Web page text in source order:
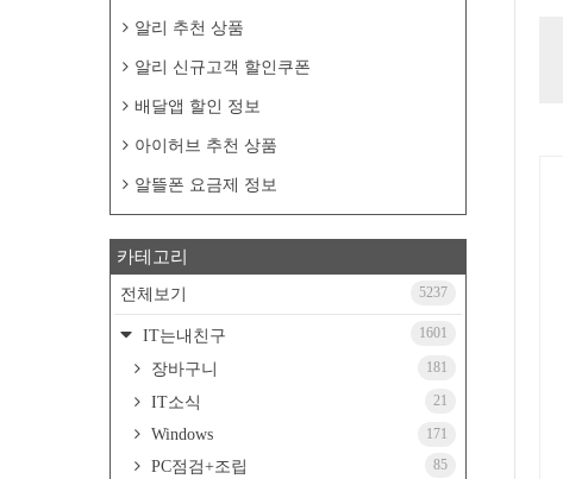
알리 추천 상품
알리 신규고객 할인쿠폰
배달앱 할인 정보
아이허브 추천 상품
알뜰폰 요금제 정보
카테고리
전체보기 5237
IT는내친구 1601
장바구니 181
IT소식 21
Windows 171
PC점검+조립 85